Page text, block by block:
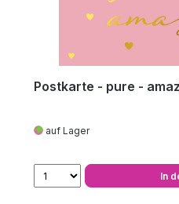
Postkarte - pure -
auf Lager
In